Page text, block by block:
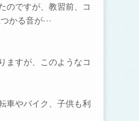
のですが、教習前、コ
かる音が···
ますが、このようなコ
車やバイク、子供も利